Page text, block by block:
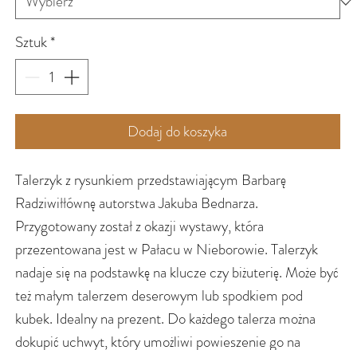
Sztuk *
Dodaj do koszyka
Talerzyk z rysunkiem przedstawiającym Barbarę
Radziwiłłównę autorstwa Jakuba Bednarza.
Przygotowany został z okazji wystawy, która
przezentowana jest w Pałacu w Nieborowie. Talerzyk
nadaje się na podstawkę na klucze czy biżuterię. Może być
też małym talerzem deserowym lub spodkiem pod
kubek. Idealny na prezent. Do każdego talerza można
dokupić uchwyt, który umożliwi powieszenie go na